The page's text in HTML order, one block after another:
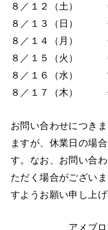
８／１２（土）
８／１３（日）
８／１４（月）
８／１５（火）
８／１６（水）
８／１７（木）
お問い合わせにつき
ますが、休業日の場
す。なお、お問い合
ただく場合がござい
すようお願い申し上げ
アメブ